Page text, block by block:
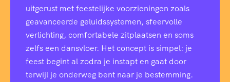
uitgerust met feestelijke voorzieningen zoals
geavanceerde geluidssystemen, sfeervolle
verlichting, comfortabele zitplaatsen en soms
zelfs een dansvloer. Het concept is simpel: je
feest begint al zodra je instapt en gaat door
terwijl je onderweg bent naar je bestemming.